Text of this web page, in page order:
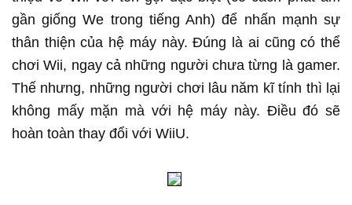
gần giống We trong tiếng Anh) để nhấn mạnh sự
thân thiện của hệ máy này. Đúng là ai cũng có thể
chơi Wii, ngay cả những người chưa từng là gamer.
Thế nhưng, những người chơi lâu năm kĩ tính thì lại
không mấy mặn mà với hệ máy này. Điều đó sẽ
hoàn toàn thay đổi với WiiU.